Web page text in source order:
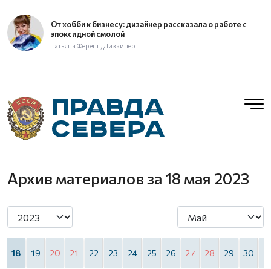
От хобби к бизнесу: дизайнер рассказала о работе с
эпоксидной смолой
Татьяна Ференц, Дизайнер
Архив материаловза 18 мая 2023
18 19 20 21 22 23 24 25 26 27 28 29 30